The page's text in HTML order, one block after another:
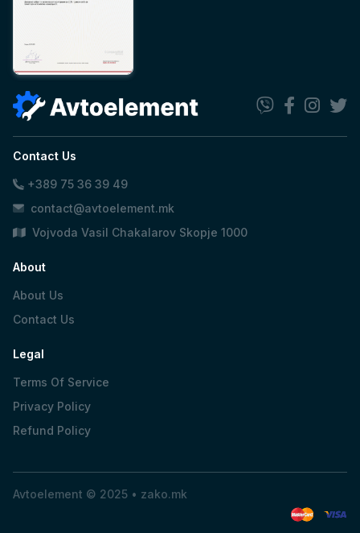
Contact Us
+389 75 36 39 49
contact@avtoelement.mk
Vojvoda Vasil Chakalarov Skopje 1000
About
About Us
Contact Us
Legal
Terms Of Service
Privacy Policy
Refund Policy
Avtoelement © 2025 • zako.mk